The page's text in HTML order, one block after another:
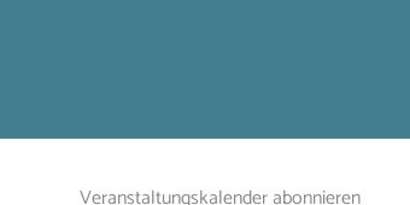
Veranstaltungskalender abonnieren